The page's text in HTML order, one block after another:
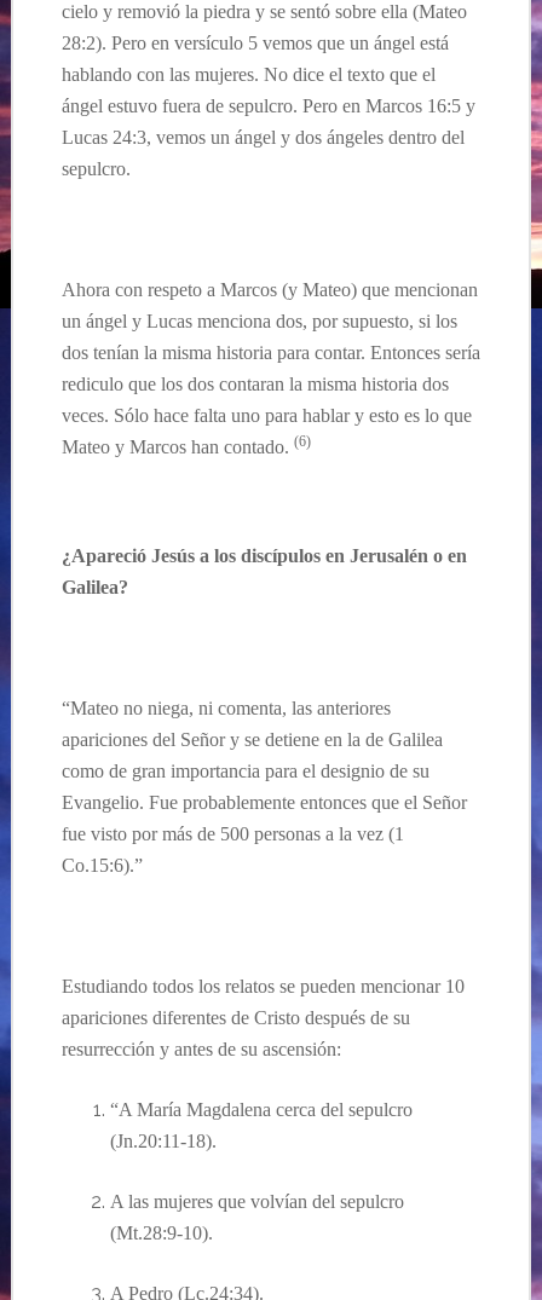
cielo y removió la piedra y se sentó sobre ella (Mateo
28:2). Pero en versículo 5 vemos que un ángel está
hablando con las mujeres. No dice el texto que el
ángel estuvo fuera de sepulcro. Pero en Marcos 16:5 y
Lucas 24:3, vemos un ángel y dos ángeles dentro del
sepulcro.
Ahora con respeto a Marcos (y Mateo) que mencionan
un ángel y Lucas menciona dos, por supuesto, si los
dos tenían la misma historia para contar. Entonces sería
rediculo que los dos contaran la misma historia dos
veces. Sólo hace falta uno para hablar y esto es lo que
Mateo y Marcos han contado. (6)
¿Apareció Jesús a los discípulos en Jerusalén o en
Galilea?
“Mateo no niega, ni comenta, las anteriores
apariciones del Señor y se detiene en la de Galilea
como de gran importancia para el designio de su
Evangelio. Fue probablemente entonces que el Señor
fue visto por más de 500 personas a la vez (1
Co.15:6).”
Estudiando todos los relatos se pueden mencionar 10
apariciones diferentes de Cristo después de su
resurrección y antes de su ascensión:
“A María Magdalena cerca del sepulcro
(Jn.20:11-18).
A las mujeres que volvían del sepulcro
(Mt.28:9-10).
A Pedro (Lc.24:34).